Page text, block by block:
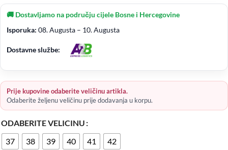
🚚 Dostavljamo na području cijele Bosne i Hercegovine
Isporuka: 08. Augusta – 10. Augusta
Dostavne službe:
Prije kupovine odaberite veličinu artikla.
Odaberite željenu veličinu prije dodavanja u korpu.
ODABERITE VELICINU
37
38 39 40 41 42